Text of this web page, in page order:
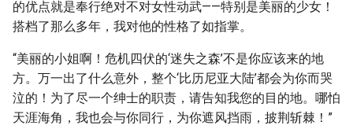
的优点就是奉行绝对不对女性动武——特别是美丽的少女！
搭档了那么多年，我对他的性格了如指掌。
“美丽的小姐啊！危机四伏的‘迷失之森’不是你应该来的地
方。万一出了什么意外，整个‘比历尼亚大陆’都会为你而哭
泣的！为了尽一个绅士的职责，请告知我您的目的地。哪怕
天涯海角，我也会与你同行，为你遮风挡雨，披荆斩棘！”